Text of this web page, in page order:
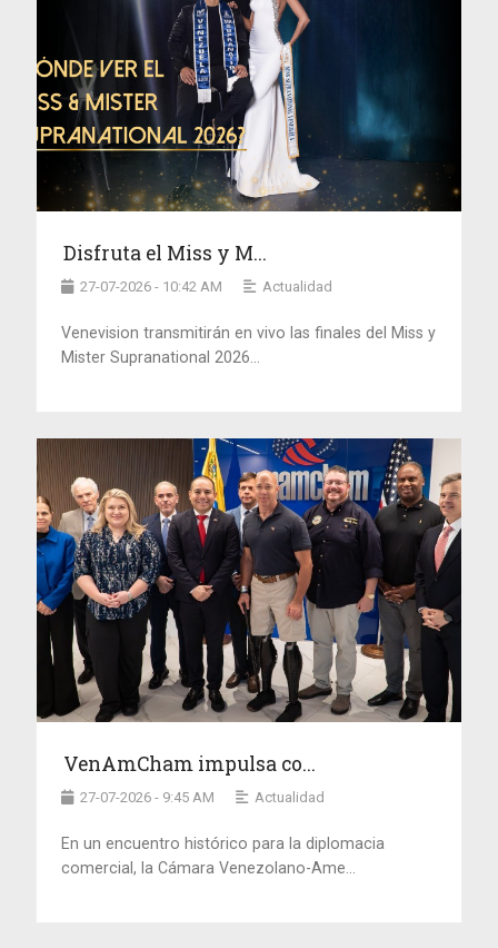
Disfruta el Miss y M...
27-07-2026 - 10:42 AM Actualidad
Venevision transmitirán en vivo las finales del Miss y
Mister Supranational 2026...
VenAmCham impulsa co...
27-07-2026 - 9:45 AM Actualidad
En un encuentro histórico para la diplomacia
comercial, la Cámara Venezolano-Ame...